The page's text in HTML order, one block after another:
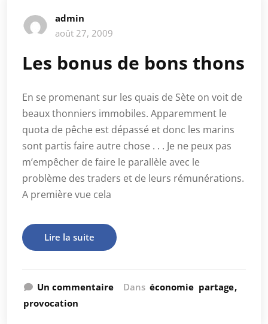
admin
août 27, 2009
Les bonus de bons thons
En se promenant sur les quais de Sète on voit de
beaux thonniers immobiles. Apparemment le
quota de pêche est dépassé et donc les marins
sont partis faire autre chose . . . Je ne peux pas
m’empêcher de faire le parallèle avec le
problème des traders et de leurs rémunérations.
A première vue cela
Lire la suite
Un commentaire Dans économie partage
provocation